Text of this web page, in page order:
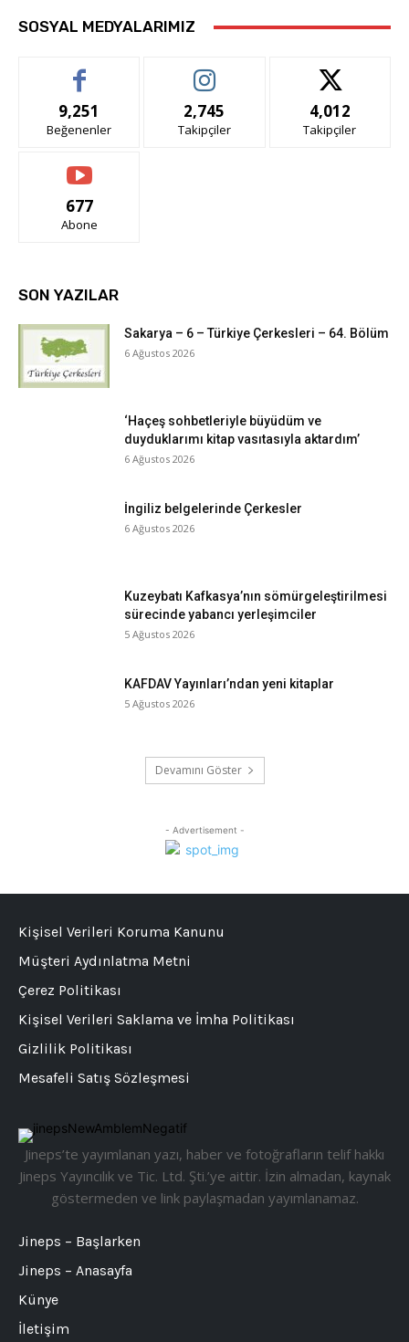
SOSYAL MEDYALARIMIZ
9,251
Beğenenler
2,745
Takipçiler
4,012
Takipçiler
677
Abone
SON YAZILAR
Sakarya – 6 – Türkiye Çerkesleri – 64. Bölüm
6 Ağustos 2026
‘Haçeş sohbetleriyle büyüdüm ve
duyduklarımı kitap vasıtasıyla aktardım’
6 Ağustos 2026
İngiliz belgelerinde Çerkesler
6 Ağustos 2026
Kuzeybatı Kafkasya’nın sömürgeleştirilmesi
sürecinde yabancı yerleşimciler
5 Ağustos 2026
KAFDAV Yayınları’ndan yeni kitaplar
5 Ağustos 2026
Devamını Göster
- Advertisement -
Jineps’te yayımlanan yazı, haber ve fotoğrafların telif hakkı
Jineps Yayıncılık ve Tic. Ltd. Şti.’ye aittir. İzin almadan, kaynak
göstermeden ve link paylaşmadan yayımlanamaz.
Jineps – Başlarken
Jineps – Anasayfa
Künye
İletişim
Kişisel Verileri Koruma Kanunu
Müşteri Aydınlatma Metni
Çerez Politikası
Kişisel Verileri Saklama ve İmha Politikası
Gizlilik Politikası
Mesafeli Satış Sözleşmesi